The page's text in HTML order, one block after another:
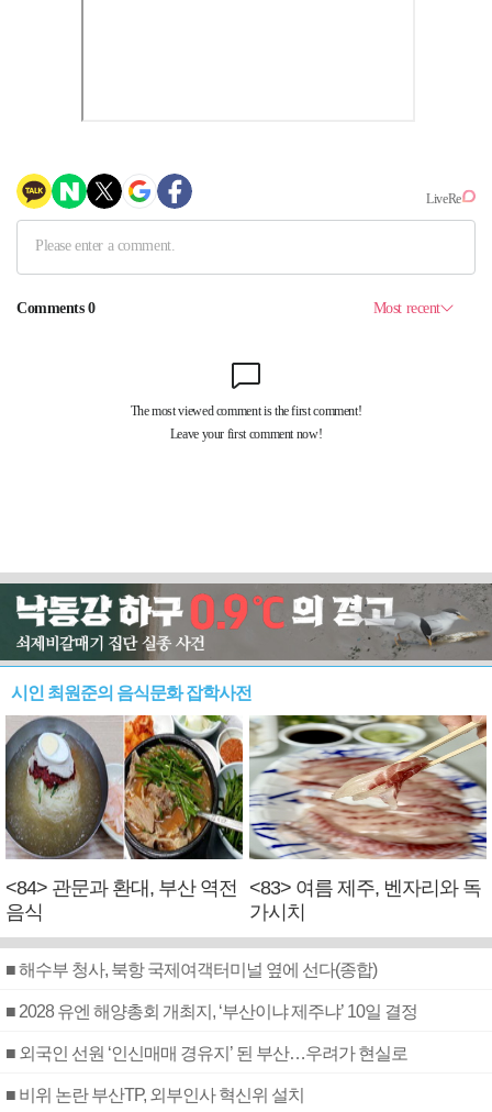
시인 최원준의 음식문화 잡학사전
<84> 관문과 환대, 부산 역전
음식
<83> 여름 제주, 벤자리와 독
가시치
■ 해수부 청사, 북항 국제여객터미널 옆에 선다(종합)
■ 2028 유엔 해양총회 개최지, ‘부산이냐 제주냐’ 10일 결정
■ 외국인 선원 ‘인신매매 경유지’ 된 부산…우려가 현실로
■ 비위 논란 부산TP, 외부인사 혁신위 설치